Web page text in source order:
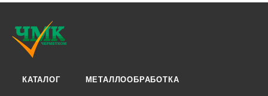
КАТАЛОГ МЕТАЛЛООБРАБОТКА